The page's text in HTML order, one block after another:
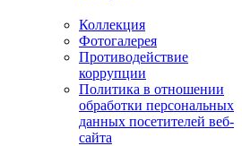
Коллекция
Фотогалерея
Противодействие
коррупции
Политика в отношении
обработки персональных
данных посетителей веб-
сайта